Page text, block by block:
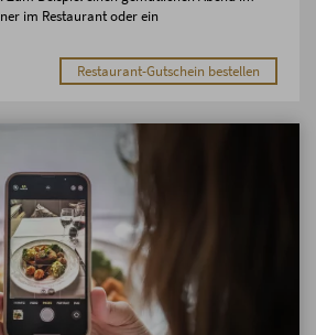
im Restaurant oder ein
Restaurant-Gutschein bestellen